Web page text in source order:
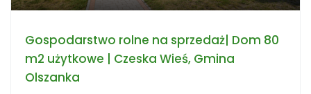
Gospodarstwo rolne na sprzedaż| Dom 80
m2 użytkowe | Czeska Wieś, Gmina
Olszanka